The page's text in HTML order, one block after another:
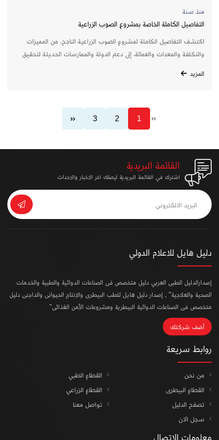
منذ سنة
التفاصيل الكاملة الخاصة بمشروع الصوب الزراعية
اكتشف التفاصيل الكاملة لمشروع الصوب الزراعية الناجح، من المميزات
والتكلفة والمعدات والعمالة، إلى دعم الدولة والممارسات الحديثة لتحقيق
المزيد
1
2
3
القائمة البريدية
اشترك في القائمة البريدية ليصلك اخر الاخبار والاحداث
دليل هايل للاعلام الدولي
إصدارالدليل الطبى العربي دليل متخصص فى الصناعات الدوائية والطبية والخدمات
الصحية والعلاجية" , إصدار دليل هايل للطب البيطرى والانتاج الحيوانى والداجنى دليل
متخصص فى الصناعات الدوائية البيطرية ومشروعات الأمن الغذائى"
أضف شركتك
روابط سريعة
من نحن
القطاع الطبي
القطاع البيطرى
القطاع الزراعي
تصفح الدليل
تواصل معنا
سجل الان
معلومات الاتصال